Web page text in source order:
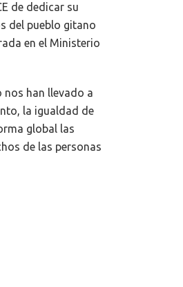
de dedicar su
del pueblo gitano
en el Ministerio
han llevado a
la igualdad de
global las
de las personas